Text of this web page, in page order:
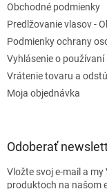
Obchodné podmienky
Predlžovanie vlasov -
Podmienky ochrany
Vyhlásenie o
Vrátenie tovaru a
Moja objednávka
Odoberať
Vložte svoj e-mail a
produktoch na našom